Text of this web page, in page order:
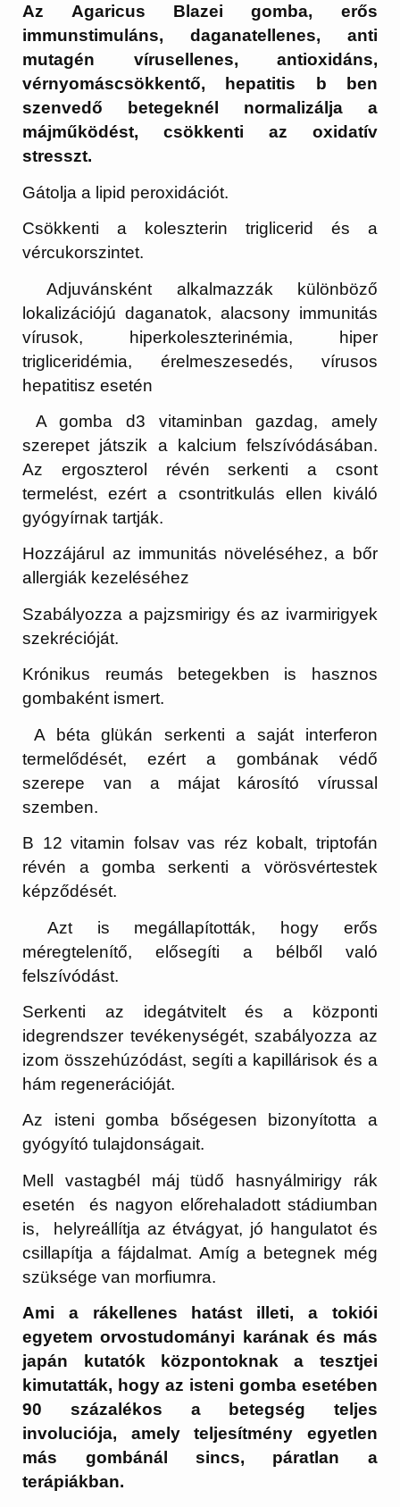
Az Agaricus Blazei gomba, erős
immunstimuláns, daganatellenes, anti
mutagén vírusellenes, antioxidáns,
vérnyomáscsökkentő, hepatitis b ben
szenvedő betegeknél normalizálja a
májműködést, csökkenti az oxidatív
stresszt.
Gátolja a lipid peroxidációt.
Csökkenti a koleszterin triglicerid és a
vércukorszintet.
Adjuvánsként alkalmazzák különböző
lokalizációjú daganatok, alacsony immunitás
vírusok, hiperkoleszterinémia, hiper
trigliceridémia, érelmeszesedés, vírusos
hepatitisz esetén
A gomba d3 vitaminban gazdag, amely
szerepet játszik a kalcium felszívódásában.
Az ergoszterol révén serkenti a csont
termelést, ezért a csontritkulás ellen kiváló
gyógyírnak tartják.
Hozzájárul az immunitás növeléséhez, a bőr
allergiák kezeléséhez
Szabályozza a pajzsmirigy és az ivarmirigyek
szekrécióját.
Krónikus reumás betegekben is hasznos
gombaként ismert.
A béta glükán serkenti a saját interferon
termelődését, ezért a gombának védő
szerepe van a májat károsító vírussal
szemben.
B 12 vitamin folsav vas réz kobalt, triptofán
révén a gomba serkenti a vörösvértestek
képződését.
Azt is megállapították, hogy erős
méregtelenítő, elősegíti a bélből való
felszívódást.
Serkenti az idegátvitelt és a központi
idegrendszer tevékenységét, szabályozza az
izom összehúzódást, segíti a kapillárisok és a
hám regenerációját.
Az isteni gomba bőségesen bizonyította a
gyógyító tulajdonságait.
Mell vastagbél máj tüdő hasnyálmirigy rák
esetén és nagyon előrehaladott stádiumban
is, helyreállítja az étvágyat, jó hangulatot és
csillapítja a fájdalmat. Amíg a betegnek még
szüksége van morfiumra.
Ami a rákellenes hatást illeti, a tokiói
egyetem orvostudományi karának és más
japán kutatók központoknak a tesztjei
kimutatták, hogy az isteni gomba esetében
90 százalékos a betegség teljes
involuciója, amely teljesítmény egyetlen
más gombánál sincs, páratlan a
terápiákban.